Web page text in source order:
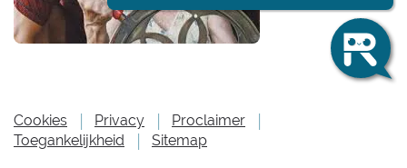
Cookies Privacy
Proclaimer
Toegankelijkheid
Sitemap
Ik
en
ik